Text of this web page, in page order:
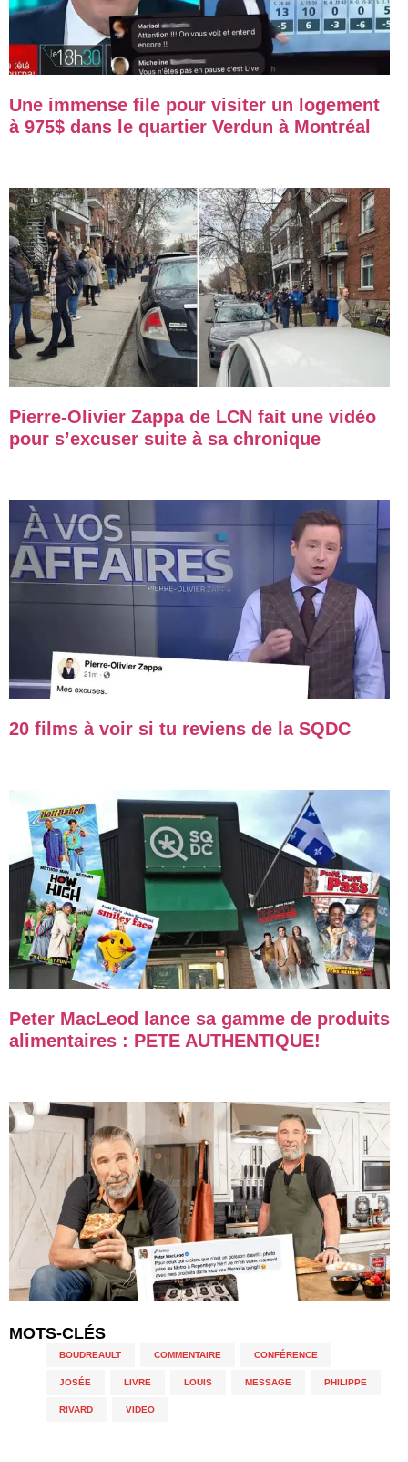
Une immense file pour visiter un logement
à 975$ dans le quartier Verdun à Montréal
Pierre-Olivier Zappa de LCN fait une vidéo
pour s’excuser suite à sa chronique
20 films à voir si tu reviens de la SQDC
Peter MacLeod lance sa gamme de produits
alimentaires : PETE AUTHENTIQUE!
MOTS-CLÉS
BOUDREAULT COMMENTAIRE CONFÉRENCE
JOSÉE LIVRE LOUIS MESSAGE PHILIPPE
RIVARD VIDEO